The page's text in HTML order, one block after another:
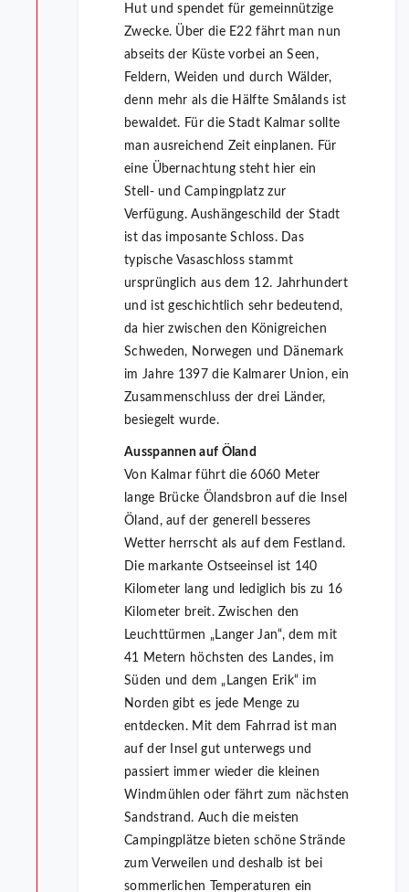
Hut und spendet für gemeinnützige
Zwecke. Über die E22 fährt man nun
abseits der Küste vorbei an Seen,
Feldern, Weiden und durch Wälder,
denn mehr als die Hälfte Smålands ist
bewaldet. Für die Stadt Kalmar sollte
man ausreichend Zeit einplanen. Für
eine Übernachtung steht hier ein
Stell- und Campingplatz zur
Verfügung. Aushängeschild der Stadt
ist das imposante Schloss. Das
typische Vasaschloss stammt
ursprünglich aus dem 12. Jahrhundert
und ist geschichtlich sehr bedeutend,
da hier zwischen den Königreichen
Schweden, Norwegen und Dänemark
im Jahre 1397 die Kalmarer Union, ein
Zusammenschluss der drei Länder,
besiegelt wurde.
Ausspannen auf Öland
Von Kalmar führt die 6060 Meter
lange Brücke Ölandsbron auf die Insel
Öland, auf der generell besseres
Wetter herrscht als auf dem Festland.
Die markante Ostseeinsel ist 140
Kilometer lang und lediglich bis zu 16
Kilometer breit. Zwischen den
Leuchttürmen „Langer Jan“, dem mit
41 Metern höchsten des Landes, im
Süden und dem „Langen Erik“ im
Norden gibt es jede Menge zu
entdecken. Mit dem Fahrrad ist man
auf der Insel gut unterwegs und
passiert immer wieder die kleinen
Windmühlen oder fährt zum nächsten
Sandstrand. Auch die meisten
Campingplätze bieten schöne Strände
zum Verweilen und deshalb ist bei
sommerlichen Temperaturen ein